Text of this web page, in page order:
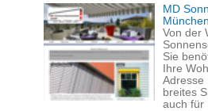
MD
Von der
Sie
Ihre
Adresse
breites
auch für